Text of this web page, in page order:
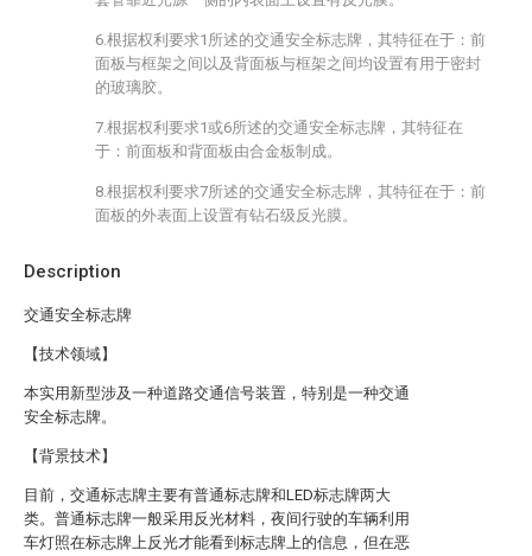
Description
交通安全标志牌
【技术领域】
本实用新型涉及一种道路交通信号装置，特别是一种交通
安全标志牌。
【背景技术】
目前，交通标志牌主要有普通标志牌和LED标志牌两大
类。普通标志牌一般采用反光材料，夜间行驶的车辆利用
车灯照在标志牌上反光才能看到标志牌上的信息，但在恶
6.根据权利要求1所述的交通安全标志牌，其特征在于：前
面板与框架之间以及背面板与框架之间均设置有用于密封
的玻璃胶。
7.根据权利要求1或6所述的交通安全标志牌，其特征在
于：前面板和背面板由合金板制成。
8.根据权利要求7所述的交通安全标志牌，其特征在于：前
面板的外表面上设置有钻石级反光膜。